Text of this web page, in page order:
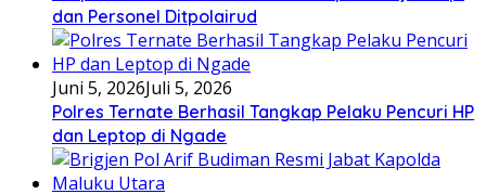
dan Personel Ditpolairud
Juni 5, 2026Juli 5, 2026
Polres Ternate Berhasil Tangkap Pelaku Pencuri HP
dan Leptop di Ngade